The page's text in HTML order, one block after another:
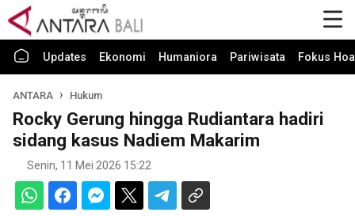
Updates Ekonomi Humaniora Pariwisata Fokus
ANTARA Hukum
Rocky Gerung hingga Rudiantara hadiri
sidang kasus Nadiem Makarim
Senin, 11 Mei 2026 15:22